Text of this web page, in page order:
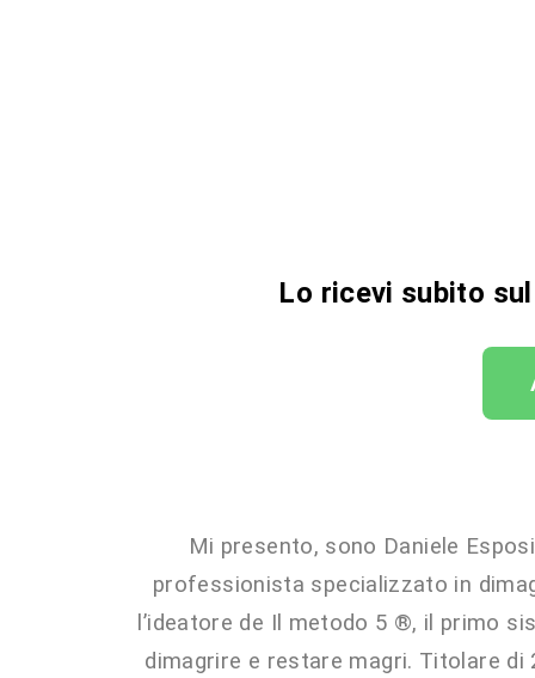
Lo ricevi subito
Mi presento, sono Daniele
professionista specializzato in
l’ideatore de Il metodo 5 ®, il primo
dimagrire e restare magri. Titolare